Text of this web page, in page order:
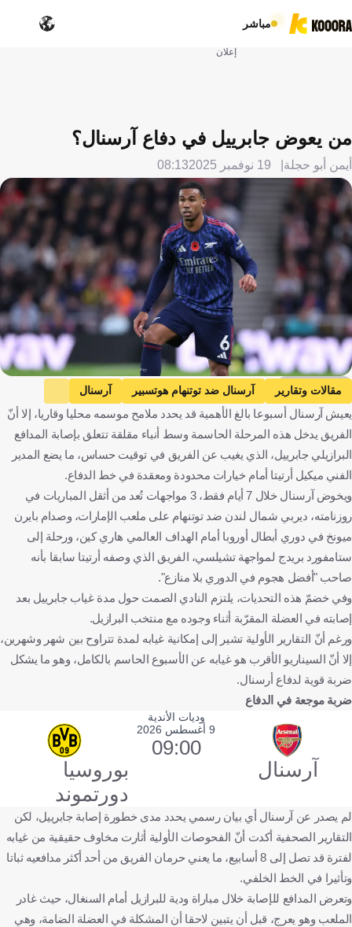
مباشر
إعلان
من يعوض جابرييل في دفاع آرسنال؟
أيمن أبو حجلة 19 نوفمبر 2025 08:13
Getty Images
مقالات وتقارير آرسنال ضد توتنهام هوتسبير
آرسنال
توتنهام هوتسبير
الدوري الإنجليزي الممتاز جابرييل
إنجلترا
البرازيل
كرة قدم
يعيش آرسنال أسبوعا بالغ الأهمية قد يحدد ملامح موسمه محليا وقاريا، إلا أنّ
الفريق يدخل هذه المرحلة الحاسمة وسط أنباء مقلقة تتعلق بإصابة المدافع
البرازيلي جابرييل، الذي يغيب عن الفريق في توقيت حساس، ما يضع المدير
الفني ميكيل أرتيتا أمام خيارات محدودة ومعقدة في خط الدفاع.
ويخوض آرسنال خلال 7 أيام فقط، 3 مواجهات تُعد من أثقل المباريات في
روزنامته، ديربي شمال لندن ضد توتنهام على ملعب الإمارات، وصدام بايرن
ميونخ في دوري أبطال أوروبا أمام الهداف العالمي هاري كين، ورحلة إلى
ستامفورد بريدج لمواجهة تشيلسي، الفريق الذي وصفه أرتيتا سابقا بأنه
صاحب "أفضل هجوم في الدوري بلا منازع".
وفي خضمّ هذه التحديات، يلتزم النادي الصمت حول مدة غياب جابرييل بعد
إصابته في العضلة المقرّبة أثناء وجوده مع منتخب البرازيل.
ورغم أنّ التقارير الأولية تشير إلى إمكانية غيابه لمدة تتراوح بين شهر وشهرين،
إلا أنّ السيناريو الأقرب هو غيابه عن الأسبوع الحاسم بالكامل، وهو ما يشكل
ضربة قوية لدفاع أرسنال.
ضربة موجعة في الدفاع
وديات الأندية
آرسنال
9 أغسطس 2026
09:00
بوروسيا
دورتموند
لم يصدر عن آرسنال أي بيان رسمي يحدد مدى خطورة إصابة جابرييل، لكن
التقارير الصحفية أكدت أنّ الفحوصات الأولية أثارت مخاوف حقيقية من غيابه
لفترة قد تصل إلى 8 أسابيع، ما يعني حرمان الفريق من أحد أكثر مدافعيه ثباتا
وتأثيرا في الخط الخلفي.
وتعرض المدافع للإصابة خلال مباراة ودية للبرازيل أمام السنغال، حيث غادر
الملعب وهو يعرج، قبل أن يتبين لاحقا أن المشكلة في العضلة الضامة، وهي